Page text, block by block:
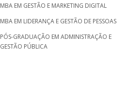
MBA EM GESTÃO E MARKETING DIGITAL
MBA EM LIDERANÇA E GESTÃO DE PESSOAS
PÓS-GRADUAÇÃO EM ADMINISTRAÇÃO E
GESTÃO PÚBLICA